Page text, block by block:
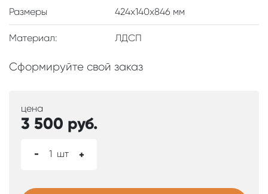
Размеры 424x140x846 мм
Материал: ЛДСП
Сформируйте свой заказ
цена
3 500 руб.
- 1 шт +